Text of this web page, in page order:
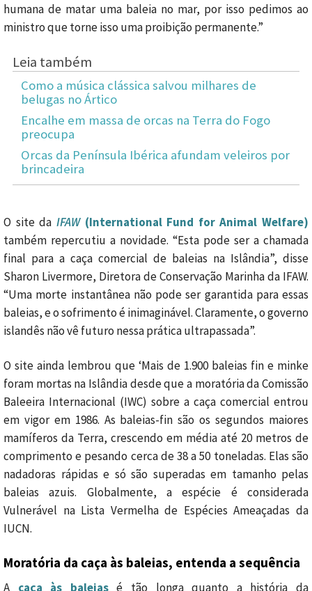
humana de matar uma baleia no mar, por isso pedimos ao
ministro que torne isso uma proibição permanente.”
Leia também
Como a música clássica salvou milhares de
belugas no Ártico
Encalhe em massa de orcas na Terra do Fogo
preocupa
Orcas da Península Ibérica afundam veleiros por
brincadeira
O site da IFAW(International Fund for Animal Welfare)
também repercutiu a novidade. “Esta pode ser a chamada
final para a caça comercial de baleias na Islândia”, disse
Sharon Livermore, Diretora de Conservação Marinha da IFAW.
“Uma morte instantânea não pode ser garantida para essas
baleias, e o sofrimento é inimaginável. Claramente, o governo
islandês não vê futuro nessa prática ultrapassada”.
O site ainda lembrou que ‘Mais de 1.900 baleias fin e minke
foram mortas na Islândia desde que a moratória da Comissão
Baleeira Internacional (IWC) sobre a caça comercial entrou
em vigor em 1986. As baleias-fin são os segundos maiores
mamíferos da Terra, crescendo em média até 20 metros de
comprimento e pesando cerca de 38 a 50 toneladas. Elas são
nadadoras rápidas e só são superadas em tamanho pelas
baleias azuis. Globalmente, a espécie é considerada
Vulnerável na Lista Vermelha de Espécies Ameaçadas da
IUCN.
Moratória da caça às baleias, entenda a sequência
A caça às baleiasé tão longa quanto a história da